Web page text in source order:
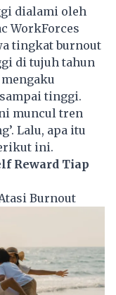
dialami oleh
WorkForces
tingkat burnout
di tujuh tahun
tinggi.
muncul tren
Lalu, apa itu
ini.
Reward Tiap
Burnout